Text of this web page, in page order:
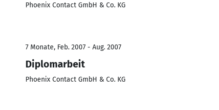
Phoenix Contact GmbH & Co. KG
7 Monate, Feb. 2007 - Aug. 2007
Diplomarbeit
Phoenix Contact GmbH & Co. KG